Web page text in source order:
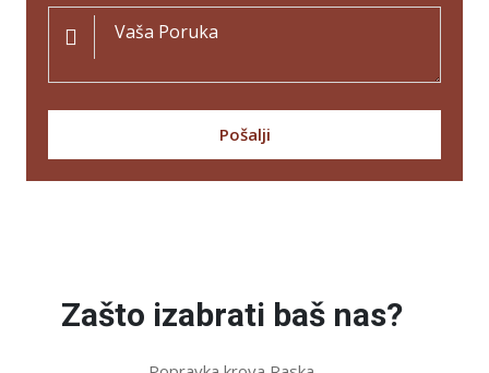
Pošalji
Zašto izabrati baš nas?